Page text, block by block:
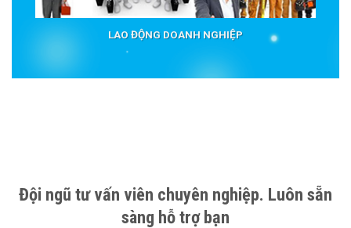
LAO ĐỘNG DOANH NGHIỆP
Đội ngũ tư vấn viên chuyên nghiệp. Luôn sẵn
sàng hỗ trợ bạn